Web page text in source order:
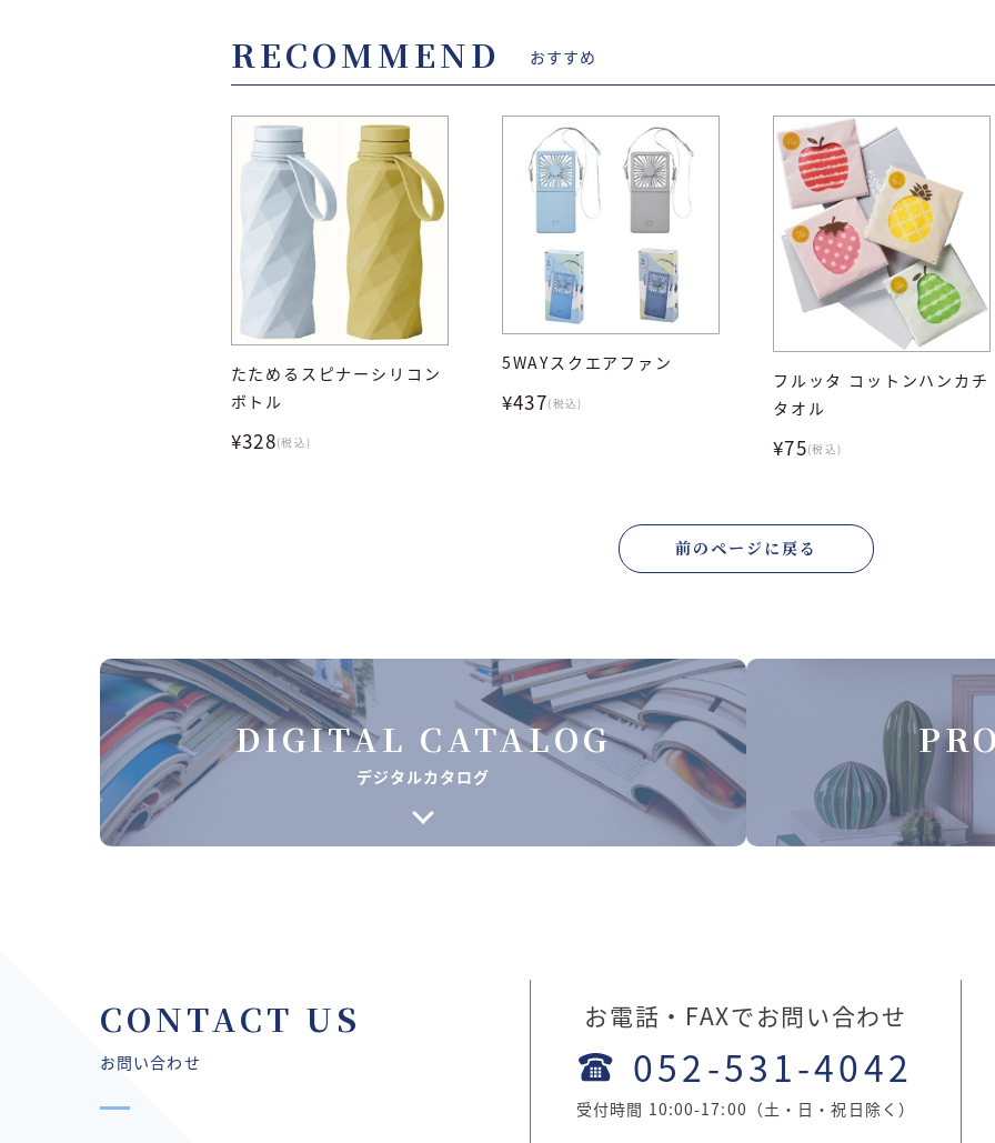
RECOMMEND おすすめ
たためるスピナーシリコン
ボトル
¥328(税込)
5WAYスクエアファン
¥437(税込)
フルッタ コットンハンカチ
タオル
¥75(税込)
前のページに戻る
DIGITAL CATALOG
デジタルカタログ
CONTACT US
お問い合わせ
お電話・FAXでお問い合わせ
052-531-4042
受付時間 10:00-17:00（土・日・祝日除く）